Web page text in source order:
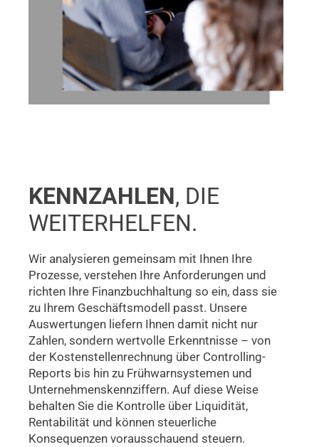
KENNZAHLEN, DIE
WEITERHELFEN.
Wir analysieren gemeinsam mit Ihnen Ihre
Prozesse, verstehen Ihre Anforderungen und
richten Ihre Finanzbuchhaltung so ein, dass sie
zu Ihrem Geschäftsmodell passt. Unsere
Auswertungen liefern Ihnen damit nicht nur
Zahlen, sondern wertvolle Erkenntnisse – von
der Kostenstellen­rechnung über Controlling-
Reports bis hin zu Frühwarnsystemen und
Unternehmens­kennziffern. Auf diese Weise
behalten Sie die Kontrolle über Liquidität,
Rentabilität und können steuerliche
Konsequenzen vorausschauend steuern.